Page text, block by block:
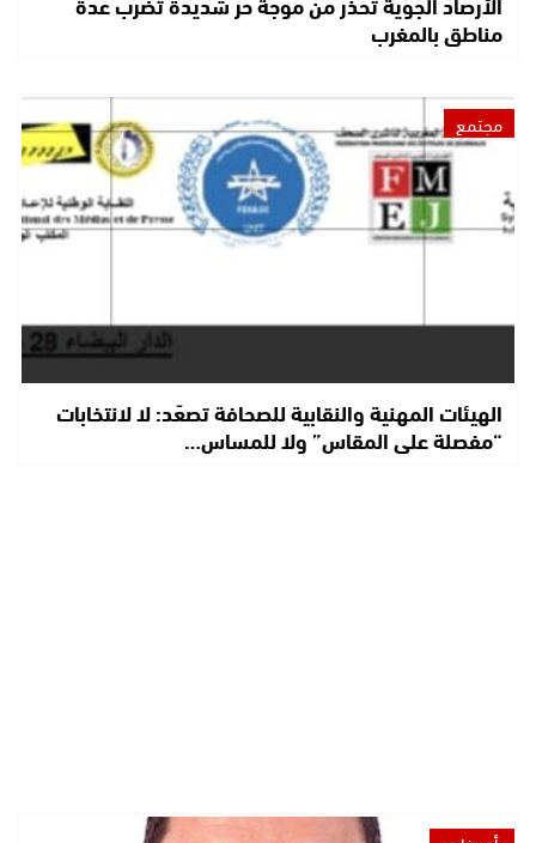
مناطق بالمغرب
مجتمع
الهيئات المهنية والنقابية للصحافة تصعّد: لا لانتخابات
“مفصلة على المقاس” ولا للمساس…